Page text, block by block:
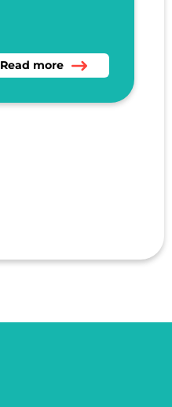
Read more about Voorhout
Read more